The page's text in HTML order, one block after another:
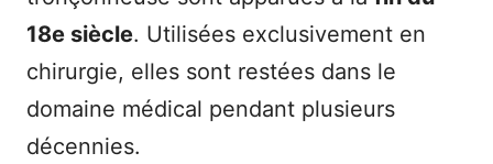
18e siècle. Utilisées exclusivement en
chirurgie, elles sont restées dans le
domaine médical pendant plusieurs
décennies.